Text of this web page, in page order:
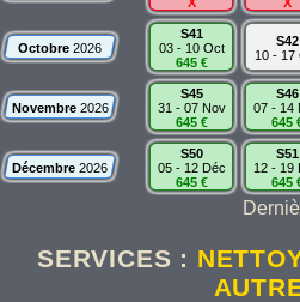
Octobre 2026
S41
03 - 10 Oct
645 €
S42
10 - 17
Novembre2026
S45
31 - 07 Nov
645 €
S46
07 - 14
645
Décembre 2026
S50
05 - 12 Déc
645 €
S51
12 - 19
645
SERVICES :